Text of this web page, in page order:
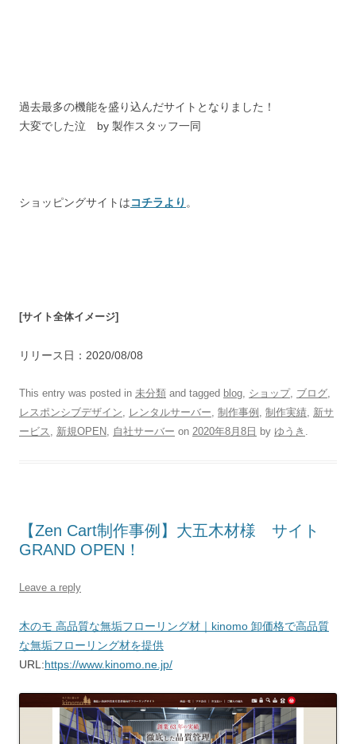
過去最多の機能を盛り込んだサイトとなりました！
大変でした泣 by 製作スタッフ一同
ショッピングサイトはコチラより 。
[サイト全体イメージ]
リリース日：2020/08/08
This entry was posted in 未分類 and tagged blog, ショップ, ブログ,
レスポンシブデザイン, レンタルサーバー, 制作事例 , 制作実績, 新サ
ービス , 新規OPEN, 自社サーバー on 2020年8月8日 by ゆうき .
【Zen Cart制作事例】大五木材様 サイト
GRAND OPEN！
Leave a reply
木のモ 高品質な無垢フローリング材｜kinomo 卸価格で高品質
な無垢フローリング材を提供
URL:https://www.kinomo.ne.jp/